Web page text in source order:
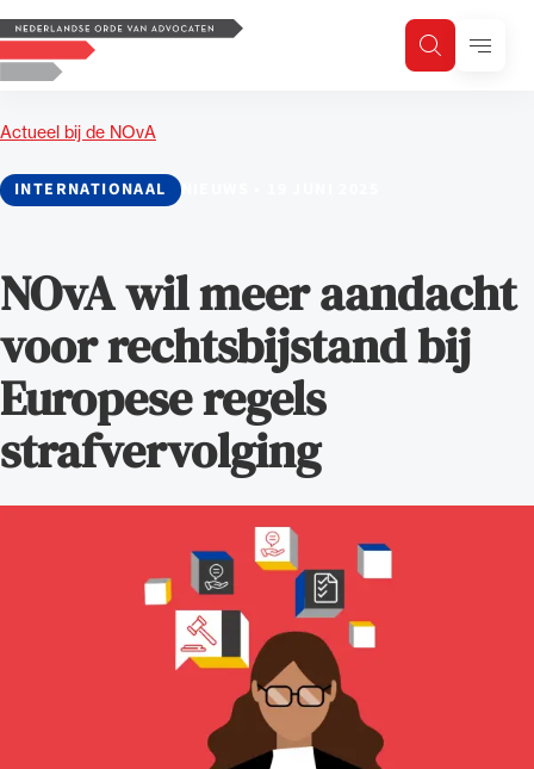
Logo, to the homepage
ZoekenMenu
Actueel bij de NOvA
NOvA wil meer aandacht
voor rechtsbijstand bij
Europese regels
strafvervolging
INTERNATIONAAL NIEUWS
Zoeken
Zoek op trefwoord
Uitgelicht